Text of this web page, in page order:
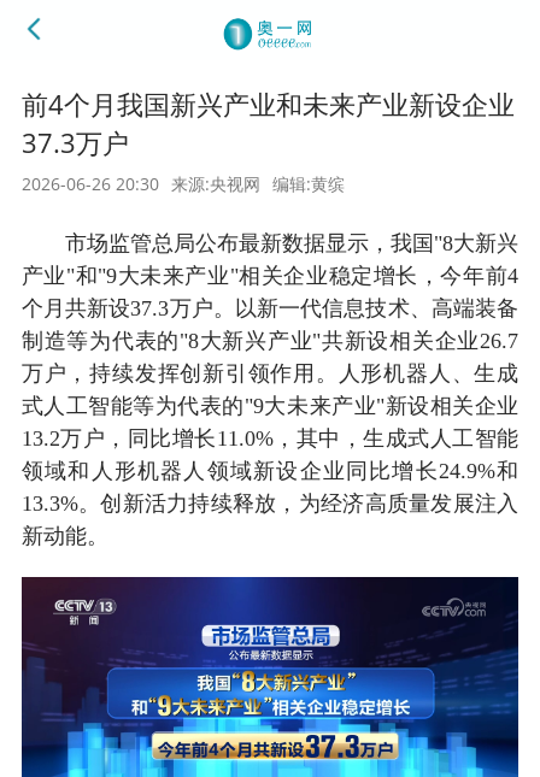
前4个月我国新兴产业和未来产业新设企业
37.3万户
2026-06-26 20:30 来源:央视网 编辑:黄缤
市场监管总局公布最新数据显示，我国"8大新兴
产业"和"9大未来产业"相关企业稳定增长，今年前4
个月共新设37.3万户。以新一代信息技术、高端装备
制造等为代表的"8大新兴产业"共新设相关企业26.7
万户，持续发挥创新引领作用。人形机器人、生成
式人工智能等为代表的"9大未来产业"新设相关企业
13.2万户，同比增长11.0%，其中，生成式人工智能
领域和人形机器人领域新设企业同比增长24.9%和
13.3%。创新活力持续释放，为经济高质量发展注入
新动能。